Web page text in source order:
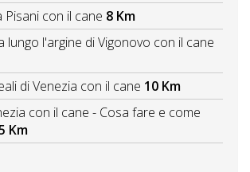
Pisani con il cane 8 Km
lungo l'argine di Vigonovo con il cane
di Venezia con il cane 10 Km
con il cane - Cosa fare e come
Km